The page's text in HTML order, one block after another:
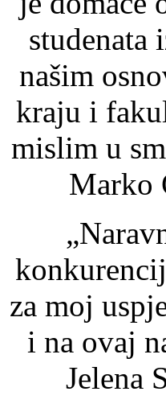
studenata
našim
kraju i
mislim u
Marko
za moj
i na ovaj
Jelena